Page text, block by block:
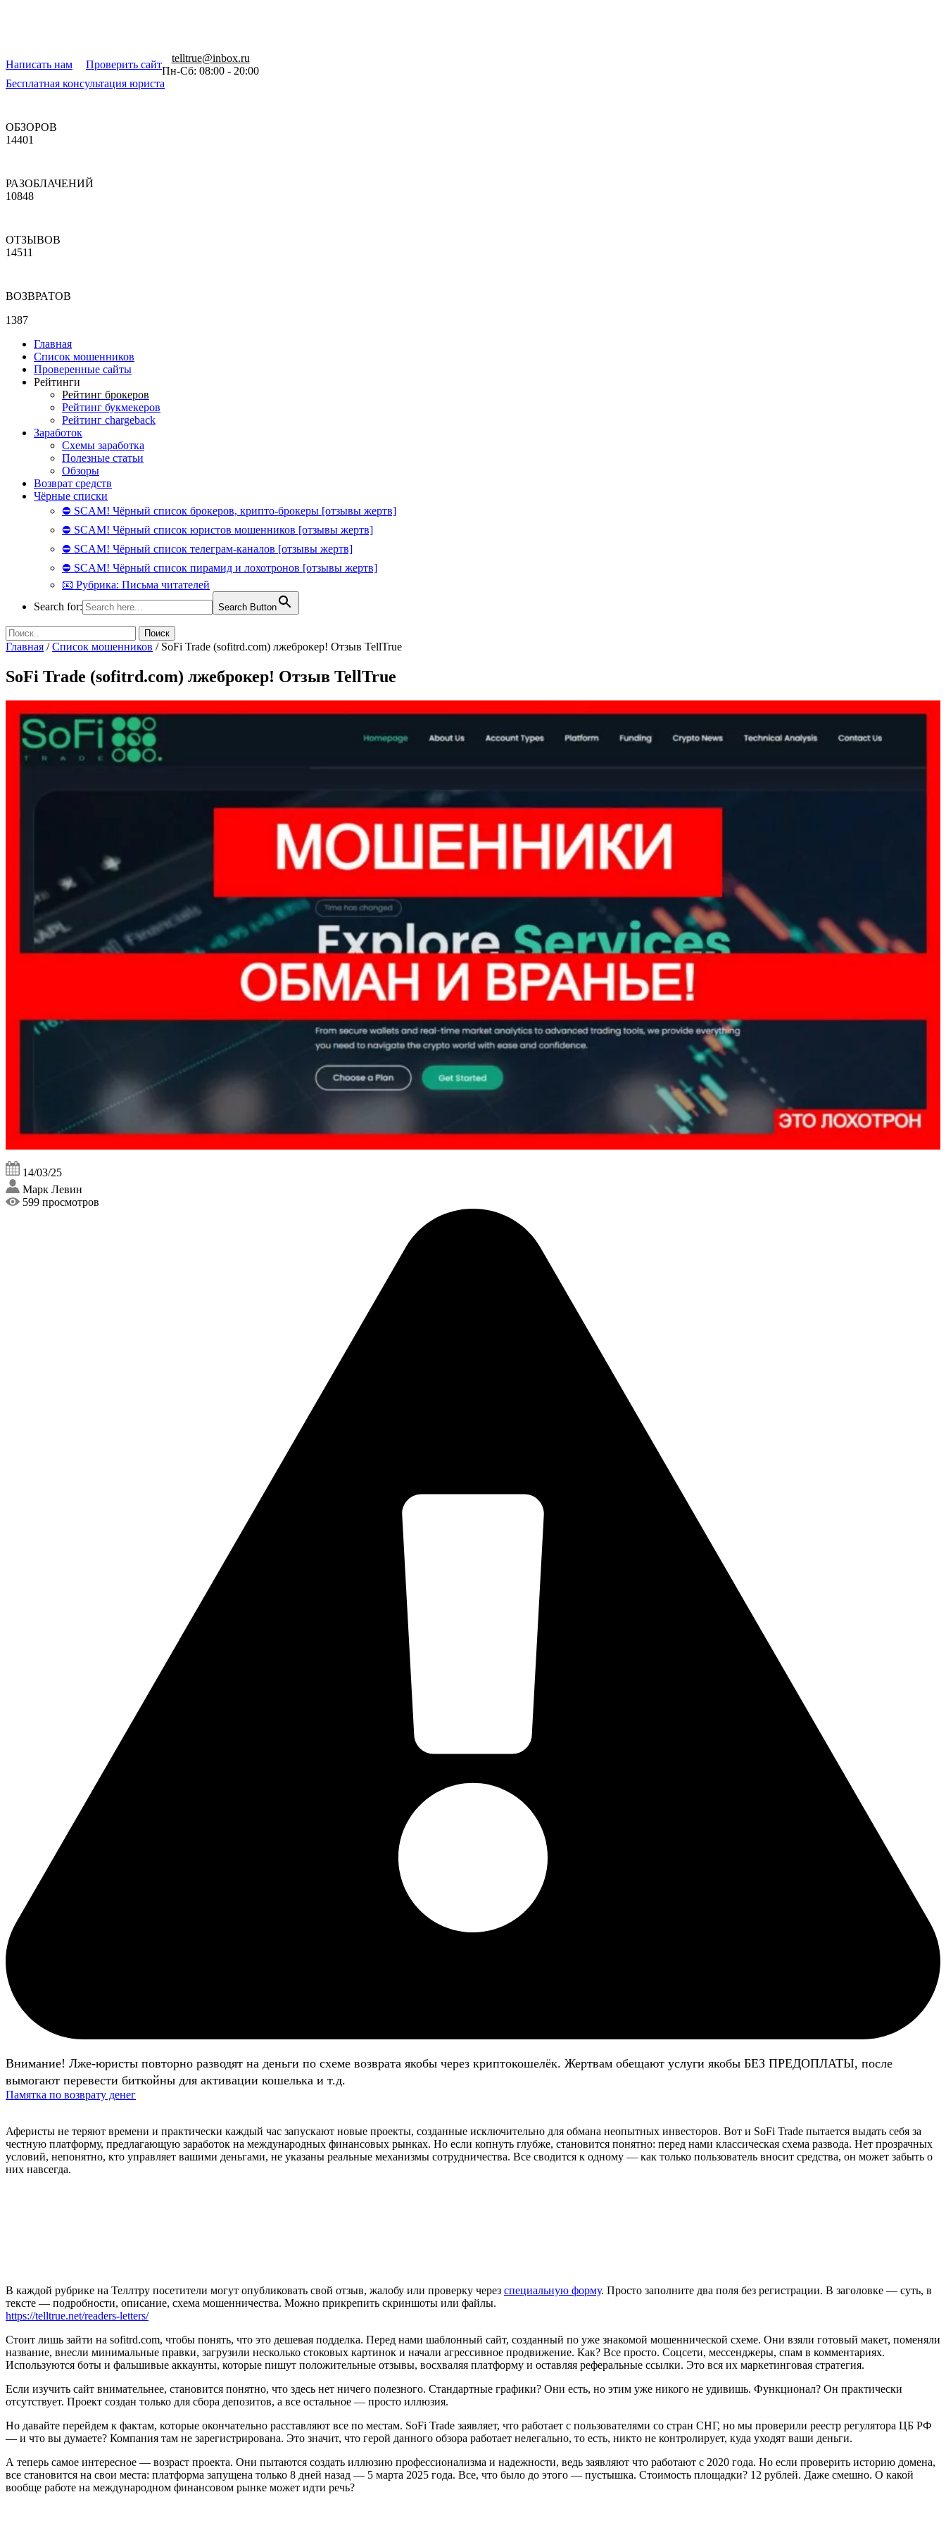
Написать нам Проверить сайт
telltrue@inbox.ru
Пн-Сб: 08:00 - 20:00
Бесплатная консультация юриста
ОБЗОРОВ
14401
РАЗОБЛАЧЕНИЙ
10848
ОТЗЫВОВ
14511
ВОЗВРАТОВ
1387
Главная
Список мошенников
Проверенные сайты
Рейтинги
Рейтинг брокеров
Рейтинг букмекеров
Рейтинг chargeback
Заработок
Схемы заработка
Полезные статьи
Обзоры
Возврат средств
Чёрные списки
⛔ SCAM! Чёрный список брокеров, крипто-брокеры [отзывы жертв]
⛔ SCAM! Чёрный список юристов мошенников [отзывы жертв]
⛔ SCAM! Чёрный список телеграм-каналов [отзывы жертв]
⛔ SCAM! Чёрный список пирамид и лохотронов [отзывы жертв]
📧 Рубрика: Письма читателей
Search for:
Search Button
Главная /Список мошенников / SoFi Trade (sofitrd.com) лжеброкер! Отзыв TellTrue
SoFi Trade (sofitrd.com) лжеброкер! Отзыв TellTrue
14/03/25
Марк Левин
599 просмотров
Внимание! Лже-юристы повторно разводят на деньги по схеме возврата якобы через криптокошелёк. Жертвам обещают услуги якобы БЕЗ ПРЕДОПЛАТЫ, после
вымогают перевести биткойны для активации кошелька и т.д.
Памятка по возврату денег
Аферисты не теряют времени и практически каждый час запускают новые проекты, созданные исключительно для обмана неопытных инвесторов. Вот и SoFi Trade пытается выдать себя за
честную платформу, предлагающую заработок на международных финансовых рынках. Но если копнуть глубже, становится понятно: перед нами классическая схема развода. Нет прозрачных
условий, непонятно, кто управляет вашими деньгами, не указаны реальные механизмы сотрудничества. Все сводится к одному — как только пользователь вносит средства, он может забыть о
них навсегда.
В каждой рубрике на Теллтру посетители могут опубликовать свой отзыв, жалобу или проверку через специальную форму. Просто заполните два поля без регистрации. В заголовке — суть, в
тексте — подробности, описание, схема мошенничества. Можно прикрепить скриншоты или файлы.
https://telltrue.net/readers-letters/
Стоит лишь зайти на sofitrd.com, чтобы понять, что это дешевая подделка. Перед нами шаблонный сайт, созданный по уже знакомой мошеннической схеме. Они взяли готовый макет, поменяли
название, внесли минимальные правки, загрузили несколько стоковых картинок и начали агрессивное продвижение. Как? Все просто. Соцсети, мессенджеры, спам в комментариях.
Используются боты и фальшивые аккаунты, которые пишут положительные отзывы, восхваляя платформу и оставляя реферальные ссылки. Это вся их маркетинговая стратегия.
Если изучить сайт внимательнее, становится понятно, что здесь нет ничего полезного. Стандартные графики? Они есть, но этим уже никого не удивишь. Функционал? Он практически
отсутствует. Проект создан только для сбора депозитов, а все остальное — просто иллюзия.
Но давайте перейдем к фактам, которые окончательно расставляют все по местам. SoFi Trade заявляет, что работает с пользователями со стран СНГ, но мы проверили реестр регулятора ЦБ РФ
— и что вы думаете? Компания там не зарегистрирована. Это значит, что герой данного обзора работает нелегально, то есть, никто не контролирует, куда уходят ваши деньги.
А теперь самое интересное — возраст проекта. Они пытаются создать иллюзию профессионализма и надежности, ведь заявляют что работают с 2020 года. Но если проверить историю домена,
все становится на свои места: платформа запущена только 8 дней назад — 5 марта 2025 года. Все, что было до этого — пустышка. Стоимость площадки? 12 рублей. Даже смешно. О какой
вообще работе на международном финансовом рынке может идти речь?